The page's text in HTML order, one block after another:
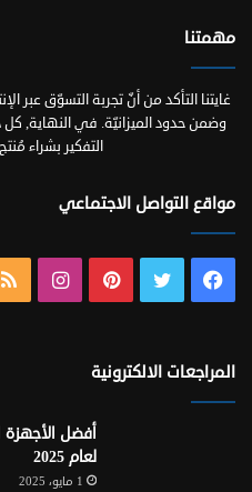
مهمتنا
غايتنا التأكد من أنّ تجربة التسوّق عبر
وضمن حدود الميزانيّة. في النهاية, كل
التفكير بشراء
مواقع التواصل الاجتماعي
فيسبوك تويتر بينتيريست
المراجعات الالكترونية
أفضل الأجهزة
لعام 2025
1 مايو، 2025